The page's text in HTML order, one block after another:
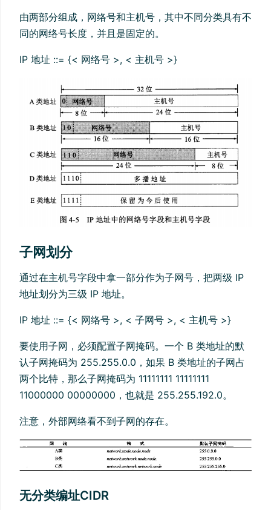
由两部分组成，网络号和主机号，其中不同分类具有不
同的网络号长度，并且是固定的。
IP 地址 ::= {< 网络号 >, < 主机号 >}
子网划分
通过在主机号字段中拿一部分作为子网号，把两级 IP
地址划分为三级 IP 地址。
IP 地址 ::= {< 网络号 >, < 子网号 >, < 主机号 >}
要使用子网，必须配置子网掩码。一个 B 类地址的默
认子网掩码为 255.255.0.0，如果 B 类地址的子网占
两个比特，那么子网掩码为 11111111 11111111
11000000 00000000，也就是 255.255.192.0。
注意，外部网络看不到子网的存在。
无分类编址CIDR